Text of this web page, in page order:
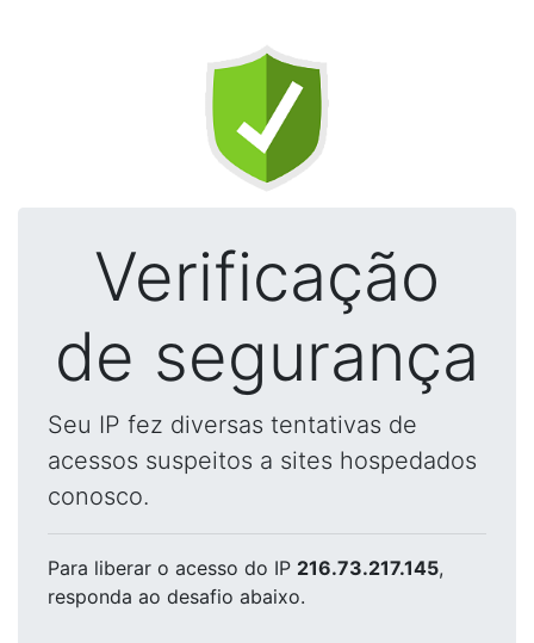
Verificação
de segurança
Seu IP fez diversas tentativas de
acessos suspeitos a sites hospedados
conosco.
Para liberar o acesso do IP 216.73.217.145,
responda ao desafio abaixo.